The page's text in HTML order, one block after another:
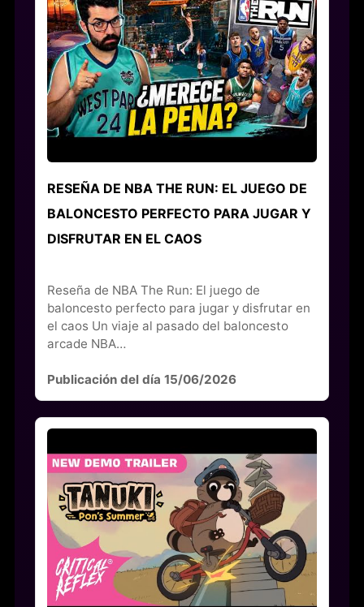
RESEÑA DE NBA THE RUN: EL JUEGO DE
BALONCESTO PERFECTO PARA JUGAR Y
DISFRUTAR EN EL CAOS
Reseña de NBA The Run: El juego de
baloncesto perfecto para jugar y disfrutar en
el caos Un viaje al pasado del baloncesto
arcade NBA…
Publicación del día 15/06/2026